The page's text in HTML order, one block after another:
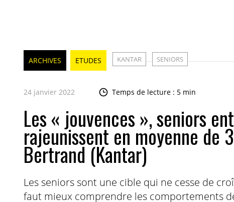
ARCHIVES ETUDES KANTAR SENIORS
24 janvier 2022 Temps de lecture : 5 min
Les « jouvences », seniors
rajeunissent en moyenne de
Bertrand (Kantar)
Les seniors sont une cible qui ne cesse de
faut mieux comprendre les comportements